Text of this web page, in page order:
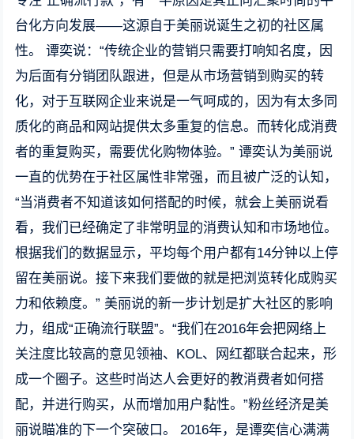
台化方向发展——这源自于美丽说诞生之初的社区属
性。 谭奕说：“传统企业的营销只需要打响知名度，因
为后面有分销团队跟进，但是从市场营销到购买的转
化，对于互联网企业来说是一气呵成的，因为有太多同
质化的商品和网站提供太多重复的信息。而转化成消费
者的重复购买，需要优化购物体验。” 谭奕认为美丽说
一直的优势在于社区属性非常强，而且被广泛的认知，
“当消费者不知道该如何搭配的时候，就会上美丽说看
看，我们已经确定了非常明显的消费认知和市场地位。
根据我们的数据显示，平均每个用户都有14分钟以上停
留在美丽说。接下来我们要做的就是把浏览转化成购买
力和依赖度。” 美丽说的新一步计划是扩大社区的影响
力，组成“正确流行联盟”。“我们在2016年会把网络上
关注度比较高的意见领袖、KOL、网红都联合起来，形
成一个圈子。这些时尚达人会更好的教消费者如何搭
配，并进行购买，从而增加用户黏性。”粉丝经济是美
丽说瞄准的下一个突破口。 2016年，是谭奕信心满满